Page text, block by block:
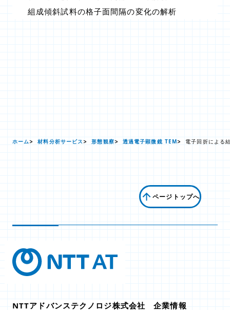
組成傾斜試料の格子面間隔の変化の解析
ホーム 材料分析サービス 形態観察 透過電子顕微鏡 TEM 電子回折による
ページトップへ
NTTアドバンステクノロジ株式会社 企業情報